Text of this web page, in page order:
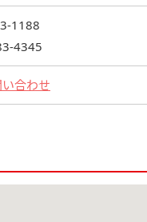
1188
4345
合わせ